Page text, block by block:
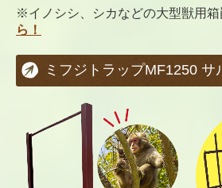
※イノシシ、シカなどの大型獣用箱
ら！
ミフジトラップMF1250 サ